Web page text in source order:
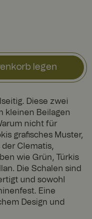
legen
Diese zwei
kleinen Beilagen
nicht für
grafisches Muster,
Clematis,
wie Grün, Türkis
Die Schalen sind
und sowohl
Eine
Design und